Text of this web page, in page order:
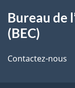
d
e
o
t
e
propos
de
ce
Bureau de
(BEC)
Contactez-nous